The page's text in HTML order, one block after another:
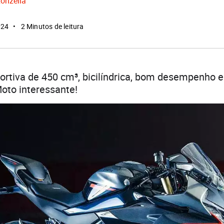
2 Minutos de leitura
de 450 cm³, bicilíndrica, bom desempenho
interessante!